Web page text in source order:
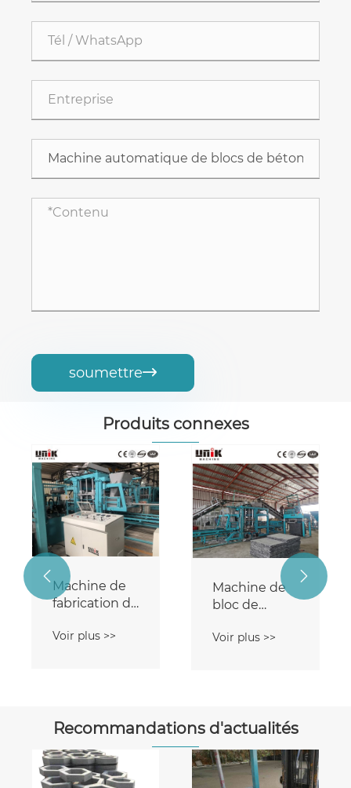
soumettre
Produits connexes
Machine de
fabrication de
béton de
Voir plus >>
Machine de
bloc de
presse
Voir plus >>
 
Recommandations d'actualités